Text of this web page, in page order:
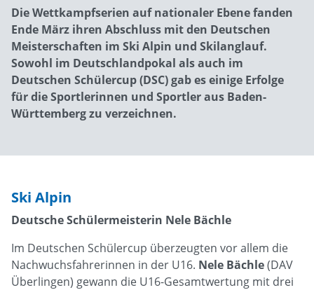
Die Wettkampfserien auf nationaler Ebene fanden
Ende März ihren Abschluss mit den Deutschen
Meisterschaften im Ski Alpin und Skilanglauf.
Sowohl im Deutschlandpokal als auch im
Deutschen Schülercup (DSC) gab es einige Erfolge
für die Sportlerinnen und Sportler aus Baden-
Württemberg zu verzeichnen.
Ski Alpin
Deutsche Schülermeisterin Nele Bächle
Im Deutschen Schülercup überzeugten vor allem die
Nachwuchsfahrerinnen in der U16. Nele Bächle(DAV
Überlingen) gewann die U16-Gesamtwertung mit drei